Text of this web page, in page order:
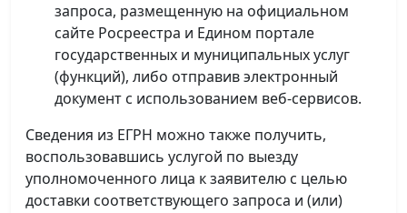
запроса, размещенную на официальном
сайте Росреестра и Едином портале
государственных и муниципальных услуг
(функций), либо отправив электронный
документ с использованием веб-сервисов.
Сведения из ЕГРН можно также получить,
воспользовавшись услугой по выезду
уполномоченного лица к заявителю с целью
доставки соответствующего запроса и (или)